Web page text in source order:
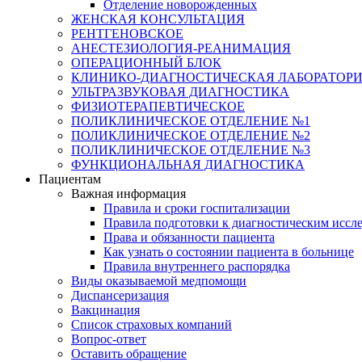
Отделение новорожденных
ЖЕНСКАЯ КОНСУЛЬТАЦИЯ
РЕНТГЕНОВСКОЕ
АНЕСТЕЗИОЛОГИЯ-РЕАНИМАЦИЯ
ОПЕРАЦИОННЫЙ БЛОК
КЛИНИКО-ДИАГНОСТИЧЕСКАЯ
УЛЬТРАЗВУКОВАЯ ДИАГНОСТИКА
ФИЗИОТЕРАПЕВТИЧЕСКОЕ
ПОЛИКЛИНИЧЕСКОЕ ОТДЕЛЕНИЕ №1
ПОЛИКЛИНИЧЕСКОЕ ОТДЕЛЕНИЕ №2
ПОЛИКЛИНИЧЕСКОЕ ОТДЕЛЕНИЕ №3
ФУНКЦИОНАЛЬНАЯ ДИАГНОСТИКА
Пациентам
Важная информация
Правила и сроки госпитализации
Правила подготовки к диагностическим
Права и обязанности пациента
Как узнать о состоянии пациента в больнице
Правила внутреннего распорядка
Виды оказываемой медпомощи
Диспансеризация
Вакцинация
Список страховых компаний
Вопрос-ответ
Оставить обращение